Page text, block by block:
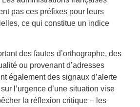
pas ces préfixes pour leurs
ce qui constitue un indice
des fautes d’orthographe, des
ou provenant d’adresses
également des signaux d’alerte
l’urgence d’une situation vise
la réflexion critique – les